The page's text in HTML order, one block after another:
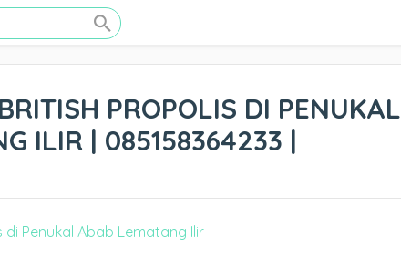
PROPOLIS DI PENUKAL
ILIR | 085158364233 |